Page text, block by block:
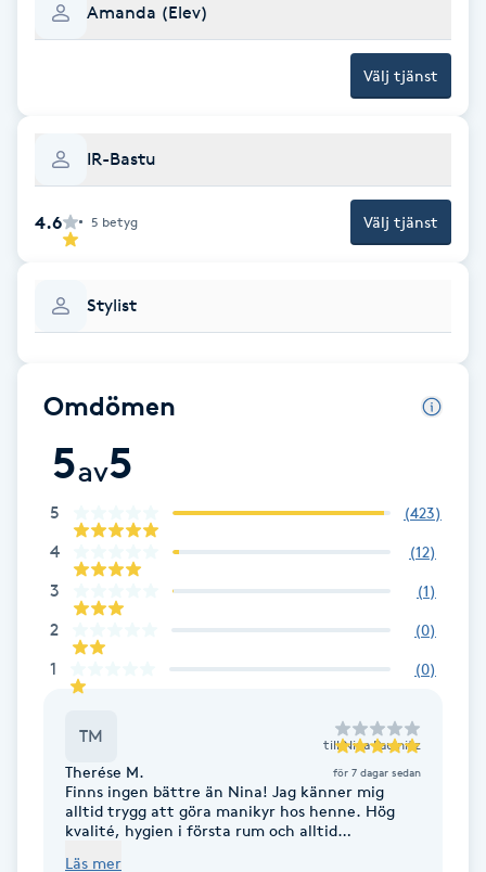
Diamantslipning
Extensions
Extensions borttagning
Face framing
Faceliftmassage
Fet hårbotten
Fettreducering
Fotmassage
Amanda (Elev)
Välj tjänst
IR-Bastu
4.6 5 betyg Välj tjänst
Stylist
Omdömen
5av5
5 (423)
4 (12)
3 (1)
2 (0)
1 (0)
TM till Nina Paulnitz
Therése M. för 7 dagar sedan
Finns ingen bättre än Nina! Jag känner mig
alltid trygg att göra manikyr hos henne. Hög
kvalité, hygien i första rum och alltid
Läs mer